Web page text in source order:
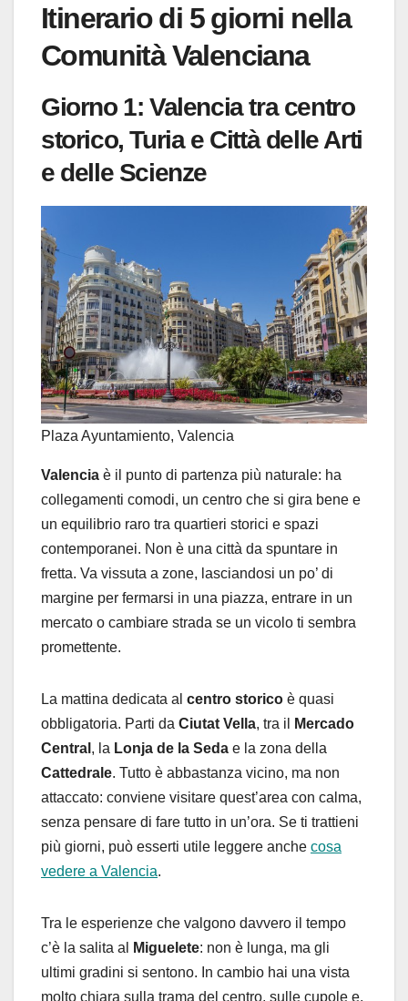
Itinerario di 5 giorni nella
Comunità Valenciana
Giorno 1: Valencia tra centro
storico, Turia e Città delle Arti
e delle Scienze
Plaza Ayuntamiento, Valencia
Valencia è il punto di partenza più naturale: ha
collegamenti comodi, un centro che si gira bene e
un equilibrio raro tra quartieri storici e spazi
contemporanei. Non è una città da spuntare in
fretta. Va vissuta a zone, lasciandosi un po’ di
margine per fermarsi in una piazza, entrare in un
mercato o cambiare strada se un vicolo ti sembra
promettente.
La mattina dedicata al centro storico è quasi
obbligatoria. Parti da Ciutat Vella, tra il
Mercado
Central , la Lonja de la Seda e la zona della
Cattedrale. Tutto è abbastanza vicino, ma non
attaccato: conviene visitare quest’area con calma,
senza pensare di fare tutto in un’ora. Se ti trattieni
più giorni, può esserti utile leggere anche cosa
vedere a Valencia.
Tra le esperienze che valgono davvero il tempo
c’è la salita al
Miguelete: non è lunga, ma gli
ultimi gradini si sentono. In cambio hai una vista
molto chiara sulla trama del centro, sulle cupole e,